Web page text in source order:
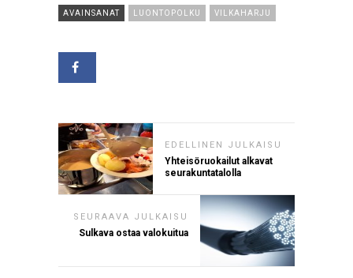
AVAINSANAT LUONTOPOLKU VILKAHARJU
EDELLINEN JULKAISU
Yhteisöruokailut alkavat
seurakuntatalolla
SEURAAVA JULKAISU
Sulkava ostaa valokuitua